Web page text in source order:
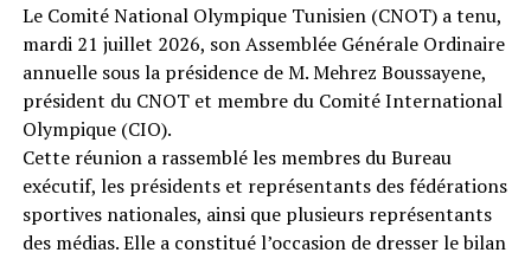
Le Comité National Olympique Tunisien (CNOT) a tenu,
mardi 21 juillet 2026, son Assemblée Générale Ordinaire
annuelle sous la présidence de M. Mehrez Boussayene,
président du CNOT et membre du Comité International
Olympique (CIO).
Cette réunion a rassemblé les membres du Bureau
exécutif, les présidents et représentants des fédérations
sportives nationales, ainsi que plusieurs représentants
des médias. Elle a constitué l’occasion de dresser le bilan